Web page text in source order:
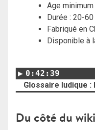
Age
Durée : 20-
Fabriqué en
Disponible à
0:42:39
Glossaire ludique
Du côté du